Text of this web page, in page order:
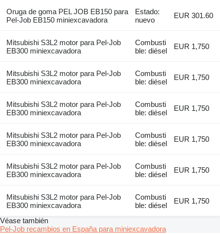
Oruga de goma PEL JOB EB150 para
Pel-Job EB150 miniexcavadora
Estado:
nuevo
EUR 301.60
Mitsubishi S3L2 motor para Pel-Job
EB300 miniexcavadora
Combusti
ble: diésel
EUR 1,750
Mitsubishi S3L2 motor para Pel-Job
EB300 miniexcavadora
Combusti
ble: diésel
EUR 1,750
Mitsubishi S3L2 motor para Pel-Job
EB300 miniexcavadora
Combusti
ble: diésel
EUR 1,750
Mitsubishi S3L2 motor para Pel-Job
EB300 miniexcavadora
Combusti
ble: diésel
EUR 1,750
Mitsubishi S3L2 motor para Pel-Job
EB300 miniexcavadora
Combusti
ble: diésel
EUR 1,750
Mitsubishi S3L2 motor para Pel-Job
EB300 miniexcavadora
Combusti
ble: diésel
EUR 1,750
Véase también
Pel-Job recambios en España para miniexcavadora